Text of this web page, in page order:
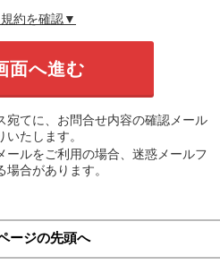
約を確認▼
てに、お問合せ内容の確認メール
いたします。
ルをご利用の場合、迷惑メールフ
場合があります。
ージの先頭へ